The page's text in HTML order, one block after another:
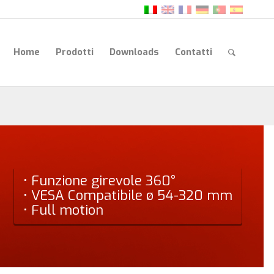
Home Prodotti Downloads Contatti
• Funzione girevole 360°
• VESA Compatibile ø 54-320 mm
• Full motion